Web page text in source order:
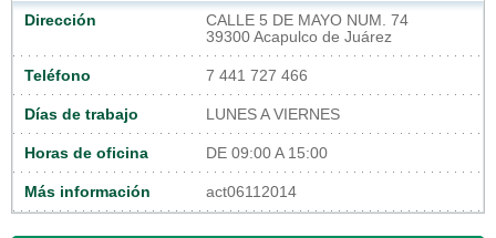
Dirección
CALLE 5 DE MAYO NUM. 74
39300 Acapulco de Juárez
Teléfono 7 441 727 466
Días de trabajo LUNES A VIERNES
Horas de oficina DE 09:00 A 15:00
Más información act06112014